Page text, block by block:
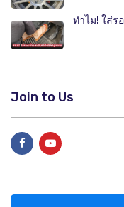
ทำไม! ใส่ร
Join to Us